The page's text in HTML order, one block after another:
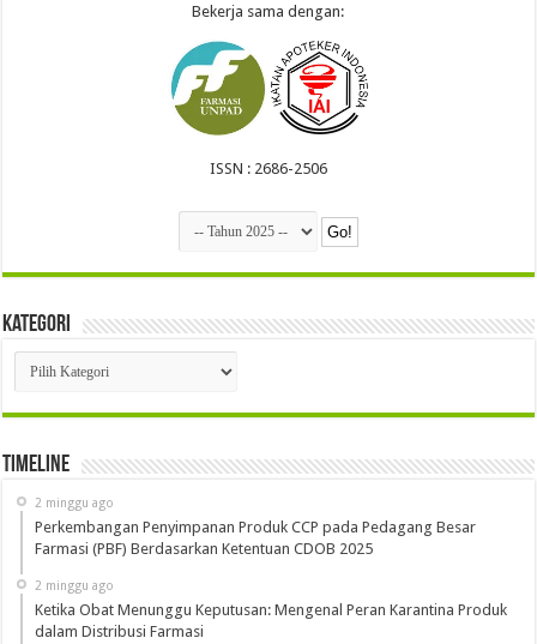
Bekerja sama dengan:
ISSN : 2686-2506
Kategori
Kategori
Timeline
2 minggu ago
Perkembangan Penyimpanan Produk CCP pada Pedagang Besar
Farmasi (PBF) Berdasarkan Ketentuan CDOB 2025
2 minggu ago
Ketika Obat Menunggu Keputusan: Mengenal Peran Karantina Produk
dalam Distribusi Farmasi